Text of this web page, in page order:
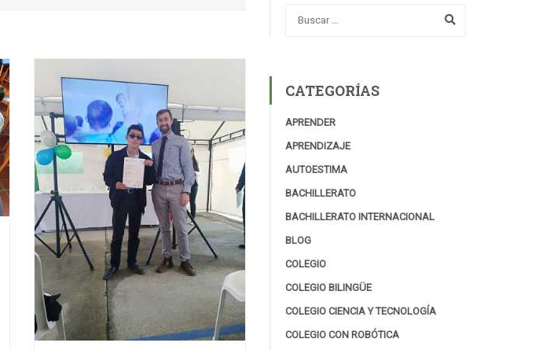
CATEGORÍAS
APRENDER
APRENDIZAJE
AUTOESTIMA
BACHILLERATO
BACHILLERATO INTERNACIONAL
BLOG
COLEGIO
COLEGIO BILINGÜE
COLEGIO CIENCIA Y TECNOLOGÍA
COLEGIO CON ROBÓTICA